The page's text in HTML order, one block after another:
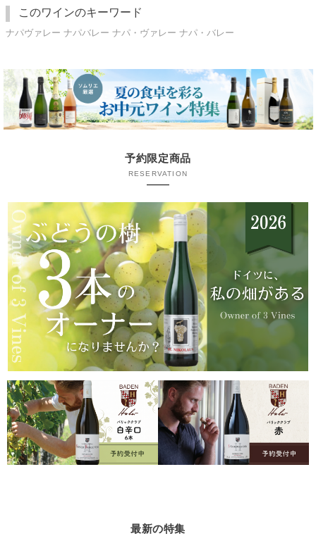
このワインのキーワード
ナパヴァレー ナパバレー ナパ・ヴァレー ナパ・バレー
予約限定商品
RESERVATION
最新の特集